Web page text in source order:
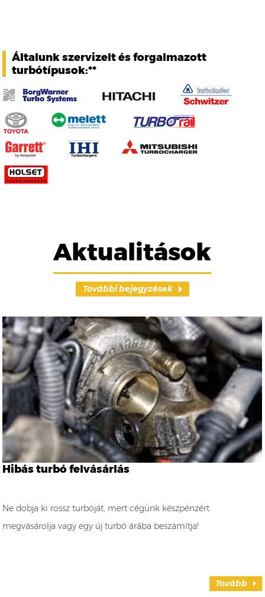
Általunk szervizelt és forgalmazott
turbótípusok:**
Aktualitások
További bejegyzések
Hibás turbó felvásárlás
Ne dobja ki rossz turbóját, mert cégünk készpénzért
megvásárolja vagy egy új turbó árába beszámítja!
Tovább